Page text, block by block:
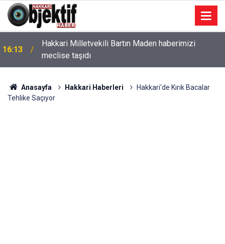
16:13
Hakkari Milletvekili Bartın Maden haberimizi
meclise taşıdı
Anasayfa Hakkari Haberleri
Hakkari'de Kırık Bacalar
Tehlike Saçıyor